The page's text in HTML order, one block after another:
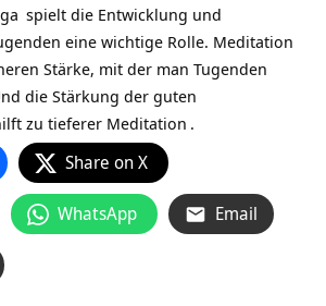
spielt die Entwicklung und
eine wichtige Rolle. Meditation
Stärke, mit der man Tugenden
die Stärkung der guten
zu tieferer Meditation .
Share on X
WhatsApp Email